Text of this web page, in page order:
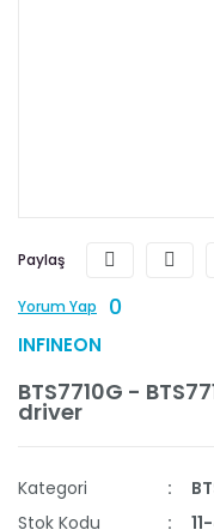
Paylaş
Yorum Yap 0
INFINEON
BTS7710G -
driver
Kategori
Stok Kodu